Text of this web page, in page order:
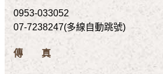
0953-033052
07-7238247(多線自動跳號)
傳 真